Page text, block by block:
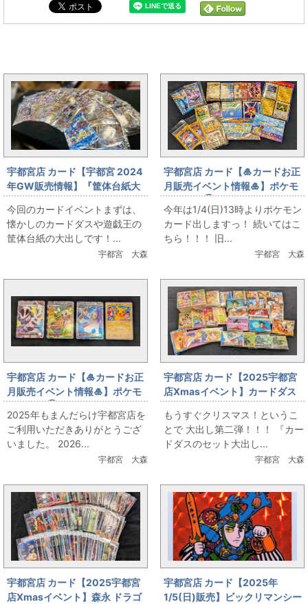
宇都宮店 カード【宇都宮 2024
年GW販売情報】『筐体台紙大
出し』5月5日（日）販売
今回のカードイベントまずは、
懐かしのカードダスや遊戯王の
筐体台紙の大出しです！...
宇都宮 大森
宇都宮店 カード【🎍カードお正
月販売イベント情報🎍】ポケモ
ンカード②
今年は1/4(日)13時よりポケモン
カード出しますっ！ 続いてはこ
ちら！！！ 旧...
宇都宮 大森
宇都宮店 カード【🎍カードお正
月販売イベント情報🎍】ポケモ
ンカード①
2025年もまんだらけ宇都宮店を
ご利用いただきありがとうござ
いました。 2026...
宇都宮 大森
宇都宮店 カード【2025宇都宮
店Xmasイベント】カードダス
セット大出し
もうすぐクリスマス！というこ
とで 大出し第二弾！！！ 『カー
ドダスのセット大出し...
宇都宮 大森
宇都宮店 カード【2025宇都宮
店Xmasイベント】森永 ドラゴ
宇都宮店 カード【2025年
1/5(日)販売】ビックリマンシー